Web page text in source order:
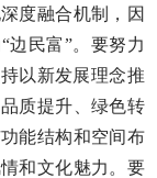
度融合机制，因
边民富”。要努力
以新发展理念推
质提升、绿色转
能结构和空间布
和文化魅力。要